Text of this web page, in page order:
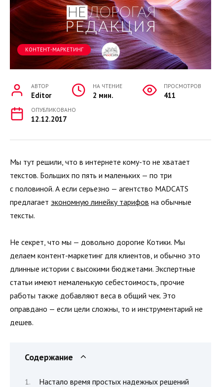
КОНТЕНТ-МАРКЕТИНГ
АВТОР
Editor
НА ЧТЕНИЕ
2 мин.
ПРОСМОТРОВ
411
ОПУБЛИКОВАНО
12.12.2017
Мы тут решили, что в интернете кому-то не хватает
текстов. Больших по пять и маленьких — по три
с половиной. А если серьезно — агентство MADCATS
предлагает экономную линейку тарифов на обычные
тексты.
Не секрет, что мы — довольно дорогие Котики. Мы
делаем контент-маркетинг для клиентов, и обычно это
длинные истории с высокими бюджетами. Экспертные
статьи имеют немаленькую себестоимость, прочие
работы также добавляют веса в общий чек. Это
оправдано — если цели сложны, то и инструментарий не
дешев.
Содержание
Настало время простых надежных решений